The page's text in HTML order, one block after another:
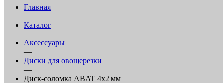
Главная
—
Каталог
—
Аксессуары
—
Диски для овощерезки
—
Диск‑соломка ABAT 4x2 мм